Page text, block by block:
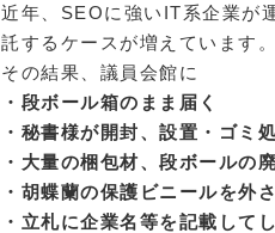
近年、SEOに強いIT系企業が
託するケースが増えています。
その結果、議員会館に
・段ボール箱のまま届く
・秘書様が開封、設置・ゴミ
・大量の梱包材、段ボールの
・胡蝶蘭の保護ビニールを外
・立札に企業名等を記載して